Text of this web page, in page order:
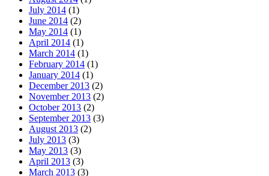
July 2014 (1)
June 2014 (2)
May 2014 (1)
April 2014 (1)
March 2014 (1)
February 2014 (1)
January 2014 (1)
December 2013 (2)
November 2013 (2)
October 2013 (2)
September 2013 (3)
August 2013 (2)
July 2013 (3)
May 2013 (3)
April 2013 (3)
March 2013 (3)